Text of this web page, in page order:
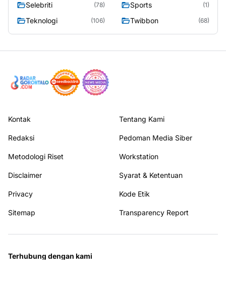
Selebriti (78) Sports (1)
Teknologi (106) Twibbon (68)
Kontak Tentang Kami
Redaksi Pedoman Media Siber
Metodologi Riset Workstation
Disclaimer Syarat & Ketentuan
Privacy Kode Etik
Sitemap Transparency Report
Terhubung dengan kami